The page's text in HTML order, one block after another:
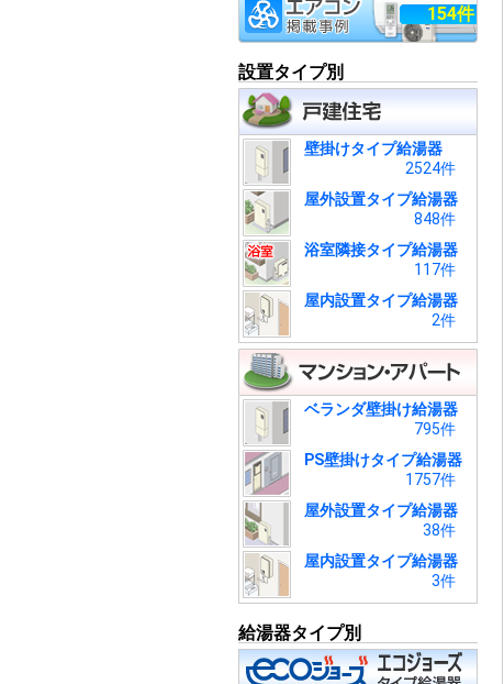
154件
設置タイプ別
壁掛けタイプ給湯器
2524件
屋外設置タイプ給湯器
848件
浴室隣接タイプ給湯器
117件
屋内設置タイプ給湯器
2件
ベランダ壁掛け給湯器
795件
PS壁掛けタイプ給湯器
1757件
屋外設置タイプ給湯器
38件
屋内設置タイプ給湯器
3件
給湯器タイプ別